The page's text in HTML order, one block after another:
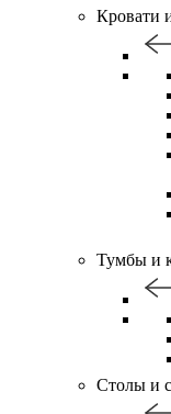
Кровати
Тумбы и
Столы и